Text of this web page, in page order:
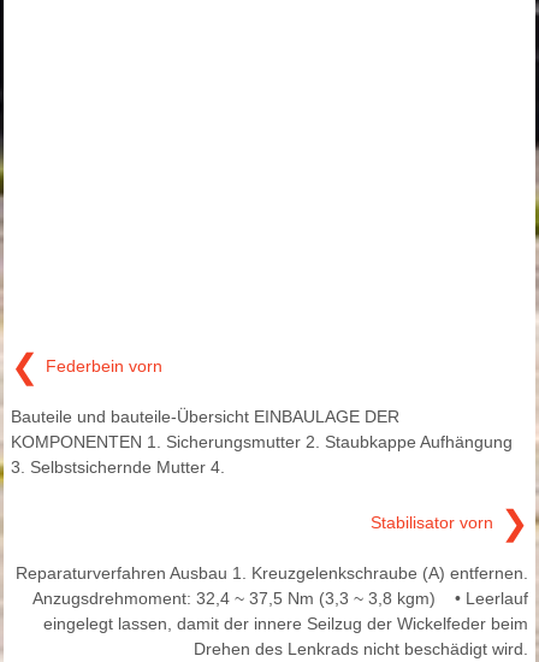
❮ Federbein vorn
Bauteile und bauteile-Übersicht EINBAULAGE DER
KOMPONENTEN 1. Sicherungsmutter 2. Staubkappe Aufhängung
3. Selbstsichernde Mutter 4.
Stabilisator vorn ❯
Reparaturverfahren Ausbau 1. Kreuzgelenkschraube (A) entfernen.
Anzugsdrehmoment: 32,4 ~ 37,5 Nm (3,3 ~ 3,8 kgm) • Leerlauf
eingelegt lassen, damit der innere Seilzug der Wickelfeder beim
Drehen des Lenkrads nicht beschädigt wird.